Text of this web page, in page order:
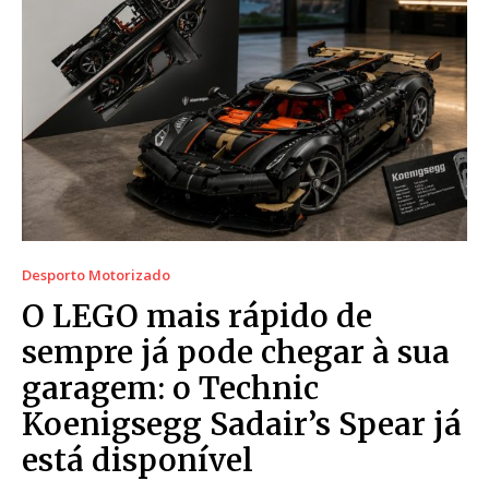
Desporto Motorizado
O LEGO mais rápido de
sempre já pode chegar à sua
garagem: o Technic
Koenigsegg Sadair’s Spear já
está disponível